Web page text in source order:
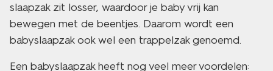
slaapzak zit losser, waardoor je baby vrij kan
bewegen met de beentjes. Daarom wordt een
babyslaapzak ook wel een trappelzak genoemd.
Een babyslaapzak heeft nog veel meer voordelen: